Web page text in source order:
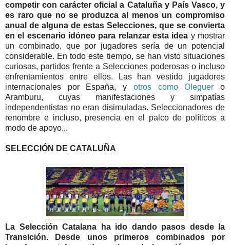
competir con carácter oficial a Cataluña y País Vasco, y
es raro que no se produzca al menos un compromiso
anual de alguna de estas Selecciones, que se convierta
en el escenario idóneo para relanzar esta idea y mostrar
un combinado, que por jugadores sería de un potencial
considerable. En todo este tiempo, se han visto situaciones
curiosas, partidos frente a Selecciones poderosas o incluso
enfrentamientos entre ellos. Las han vestido jugadores
internacionales por España, y otros como Oleguer o
Aramburu, cuyas manifestaciones y simpatías
independentistas no eran disimuladas. Seleccionadores de
renombre e incluso, presencia en el palco de políticos a
modo de apoyo...
SELECCIÓN DE CATALUÑA
La Selección Catalana ha ido dando pasos desde la
Transición. Desde unos primeros combinados por